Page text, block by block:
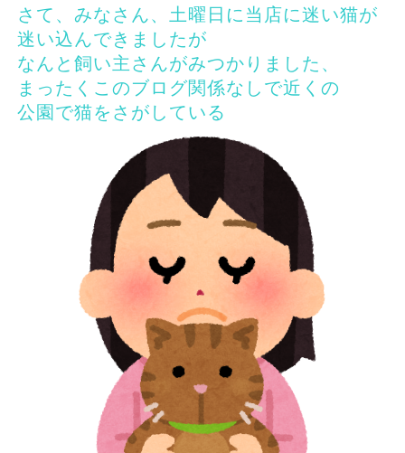
さて、みなさん、土曜日に当店に迷い猫が
迷い込んできましたが
なんと飼い主さんがみつかりました、
まったくこのブログ関係なしで近くの
公園で猫をさがしている